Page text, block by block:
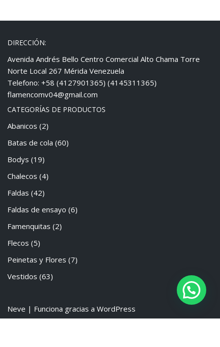
DIRECCIÓN:
Avenida Andrés Bello Centro Comercial Alto Chama Torre
Norte Local 267 Mérida Venezuela
Telefono: +58 (4127901365) (4145311365)
flamencomv04@gmail.com
CATEGORÍAS DE PRODUCTOS
Abanicos (2)
Batas de cola (60)
Bodys (19)
Chalecos (4)
Faldas (42)
Faldas de ensayo (6)
Famenquitas (2)
Flecos (5)
Peinetas y Flores (7)
Vestidos (63)
Neve | Funciona gracias a WordPress